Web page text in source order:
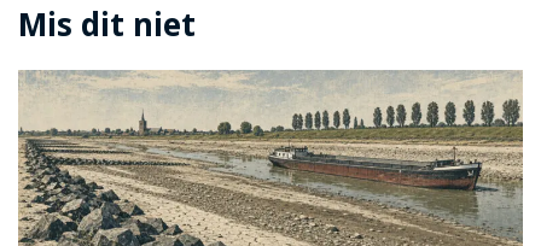
Mis dit niet